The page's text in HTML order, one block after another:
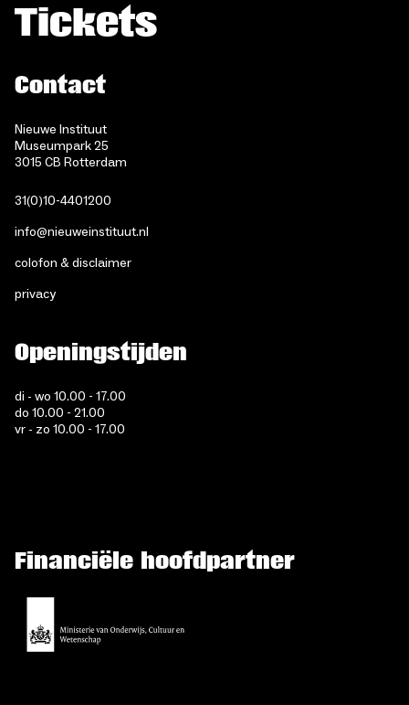
Tickets
Contact
Nieuwe Instituut
Museumpark 25
3015 CB Rotterdam
31(0)10-4401200
info@nieuweinstituut.nl
colofon & disclaimer
privacy
Openingstijden
di - wo 10.00 - 17.00
do 10.00 - 21.00
vr - zo 10.00 - 17.00
Financiële hoofdpartner